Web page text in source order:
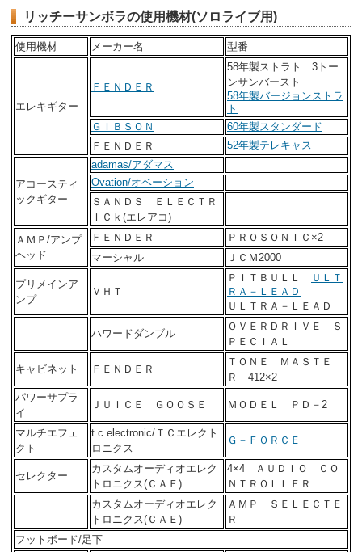
リッチーサンボラの使用機材(ソロライブ用)
使用機材 メーカー名 型番
エレキギター
ＦＥＮＤＥＲ
58年製ストラト 3トー
ンサンバースト
58年製バージョンストラ
ト
ＧＩＢＳＯＮ
60年製スタンダード
ＦＥＮＤＥＲ
52年製テレキャス
アコースティ
ックギター
adamas/アダマス
Ovation/オベーション
ＳＡＮＤＳ ＥＬＥＣＴＲ
ＩＣｋ(エレアコ)
ＡＭＰ/アンプ
ヘッド
ＦＥＮＤＥＲ
ＰＲＯＳＯＮＩＣ×2
マーシャル
ＪＣＭ2000
プリメインア
ンプ
ＶＨＴ
ＰＩＴＢＵＬＬ
ＵＬＴ
ＲＡ－ＬＥＡＤ
ＵＬＴＲＡ－ＬＥＡＤ
ハワードダンブル
ＯＶＥＲＤＲＩＶＥ Ｓ
ＰＥＣＩＡＬ
キャビネット ＦＥＮＤＥＲ
ＴＯＮＥ ＭＡＳＴＥ
Ｒ 412×2
パワーサプラ
イ
ＪＵＩＣＥ ＧＯＯＳＥ ＭＯＤＥＬ ＰＤ－2
マルチエフェ
クト
t.c.electronic/ＴＣエレクト
ロニクス
Ｇ－ＦＯＲＣＥ
セレクター
カスタムオーディオエレク
トロニクス(ＣＡＥ)
4×4 ＡＵＤＩＯ ＣＯ
ＮＴＲＯＬＬＥＲ
カスタムオーディオエレク
トロニクス(ＣＡＥ)
ＡＭＰ ＳＥＬＥＣＴＥ
Ｒ
フットボード/足下